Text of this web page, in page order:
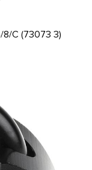
8/C (73073 3)